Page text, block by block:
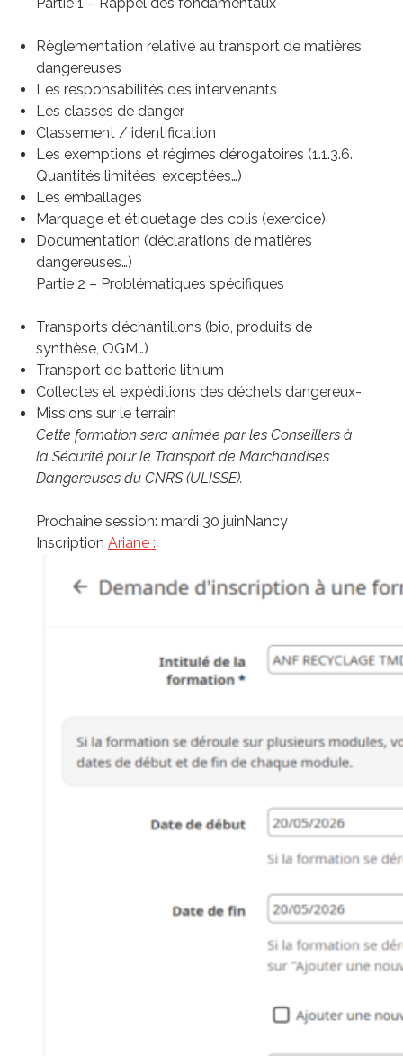
Règlementation relative au transport de matières
dangereuses
Les responsabilités des intervenants
Les classes de danger
Classement / identification
Les exemptions et régimes dérogatoires (1.1.3.6.
Quantités limitées, exceptées…)
Les emballages
Marquage et étiquetage des colis (exercice)
Documentation (déclarations de matières
dangereuses…)
Partie 2 – Problématiques spécifiques
Transports d’échantillons (bio, produits de
synthèse, OGM…)
Transport de batterie lithium
Collectes et expéditions des déchets dangereux-
Missions sur le terrain
Cette formation sera animée par les Conseillers à
la Sécurité pour le Transport de Marchandises
Dangereuses du CNRS (ULISSE).
Prochaine session: mardi 30 juinNancy
Inscription Ariane :